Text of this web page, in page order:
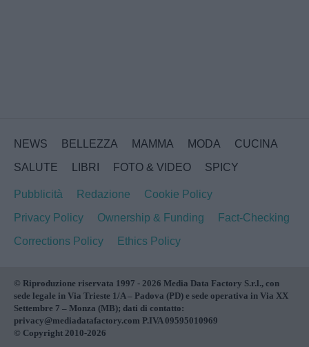
NEWS BELLEZZA MAMMA MODA
CUCINA
SALUTE
LIBRI FOTO & VIDEO SPICY
Pubblicità Redazione
Cookie Policy
Privacy Policy
Ownership & Funding
Fact-Checking
Corrections Policy
Ethics Policy
© Riproduzione riservata 1997 - 2026 Media Data Factory S.r.l., con
sede legale in Via Trieste 1/A – Padova (PD) e sede operativa in Via XX
Settembre 7 – Monza (MB); dati di contatto:
privacy@mediadatafactory.com P.IVA 09595010969
© Copyright 2010-2026